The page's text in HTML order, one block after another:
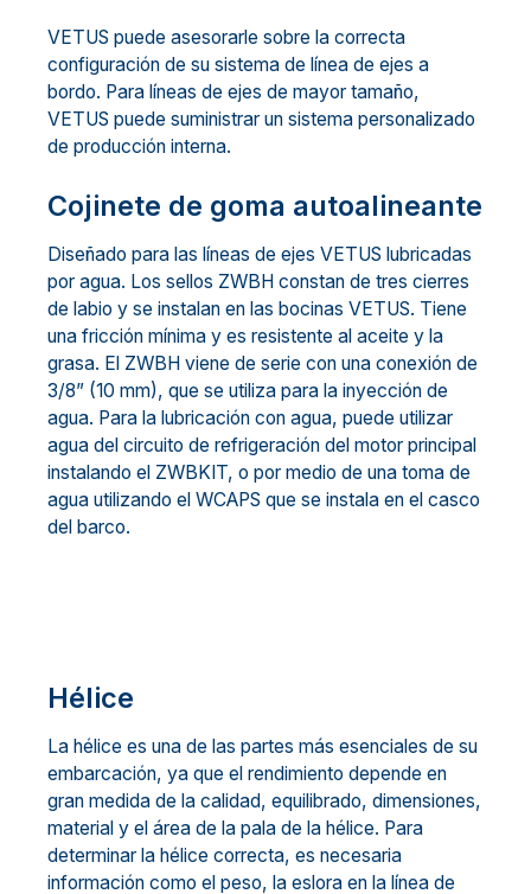
VETUS puede asesorarle sobre la correcta
configuración de su sistema de línea de ejes a
bordo. Para líneas de ejes de mayor tamaño,
VETUS puede suministrar un sistema personalizado
de producción interna.
Cojinete de goma autoalineante
Diseñado para las líneas de ejes VETUS lubricadas
por agua. Los sellos ZWBH constan de tres cierres
de labio y se instalan en las bocinas VETUS. Tiene
una fricción mínima y es resistente al aceite y la
grasa. El ZWBH viene de serie con una conexión de
3/8” (10 mm), que se utiliza para la inyección de
agua. Para la lubricación con agua, puede utilizar
agua del circuito de refrigeración del motor principal
instalando el ZWBKIT, o por medio de una toma de
agua utilizando el WCAPS que se instala en el casco
del barco.
Hélice
La hélice es una de las partes más esenciales de su
embarcación, ya que el rendimiento depende en
gran medida de la calidad, equilibrado, dimensiones,
material y el área de la pala de la hélice. Para
determinar la hélice correcta, es necesaria
información como el peso, la eslora en la línea de